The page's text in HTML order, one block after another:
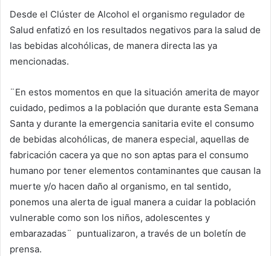
Desde el Clúster de Alcohol el organismo regulador de
Salud enfatizó en los resultados negativos para la salud de
las bebidas alcohólicas, de manera directa las ya
mencionadas.
¨En estos momentos en que la situación amerita de mayor
cuidado, pedimos a la población que durante esta Semana
Santa y durante la emergencia sanitaria evite el consumo
de bebidas alcohólicas, de manera especial, aquellas de
fabricación cacera ya que no son aptas para el consumo
humano por tener elementos contaminantes que causan la
muerte y/o hacen daño al organismo, en tal sentido,
ponemos una alerta de igual manera a cuidar la población
vulnerable como son los niños, adolescentes y
embarazadas¨ puntualizaron, a través de un boletín de
prensa.